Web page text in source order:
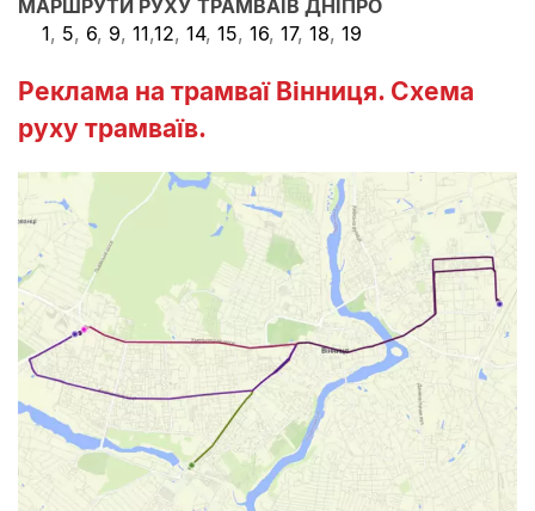
МАРШРУТИ РУХУ ТРАМВАЇВ ДНІПРО
1, 5, 6, 9, 11,12, 14, 15, 16, 17, 18, 19
Реклама на трамваї Вінниця. Схема
руху трамваїв.